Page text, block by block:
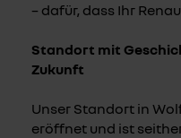
– dafür, dass Ihr
Standort mit
Zukunft
Unser Standort in
eröffnet und ist